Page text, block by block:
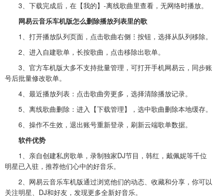
3、下载完成后，在【我的】-离线歌曲里查看，无网络时播放。
网易云音乐车机版怎么删除播放列表里的歌
1、打开播放队列页面，点击歌曲右侧⋮按钮，选择从队列移除。
2、进入自建歌单，长按歌曲，点击移除出歌单。
3、官方车机版大多不支持批量管理，可打开手机网易云，同步账
号后批量修改歌单。
4、最近播放列表：点击歌曲旁更多，选择清除播放记录。
5、离线歌曲删除：进入【下载管理】，选中歌曲删除本地缓存。
6、操作不生效，退出账号重新登录，刷新云端歌单数据。
软件优势
1、亲自创建私房歌单，录制独家DJ节目，韩红，戴佩妮等千位
明星已入驻，推荐他们心中的好音乐。
2、网易云音乐车机版通过浏览他们的动态、收藏和分享，你可以
关注明星、DJ和好友，发现更多全新好音乐。